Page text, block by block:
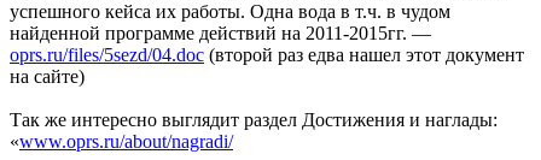
успешного кейса их работы. Одна вода в т.ч. в чудом
найденной программе действий на 2011-2015гг. —
oprs.ru/files/5sezd/04.doc (второй раз едва нашел этот документ
на сайте)
Так же интересно выглядит раздел Достижения и наглады:
«www.oprs.ru/about/nagradi/